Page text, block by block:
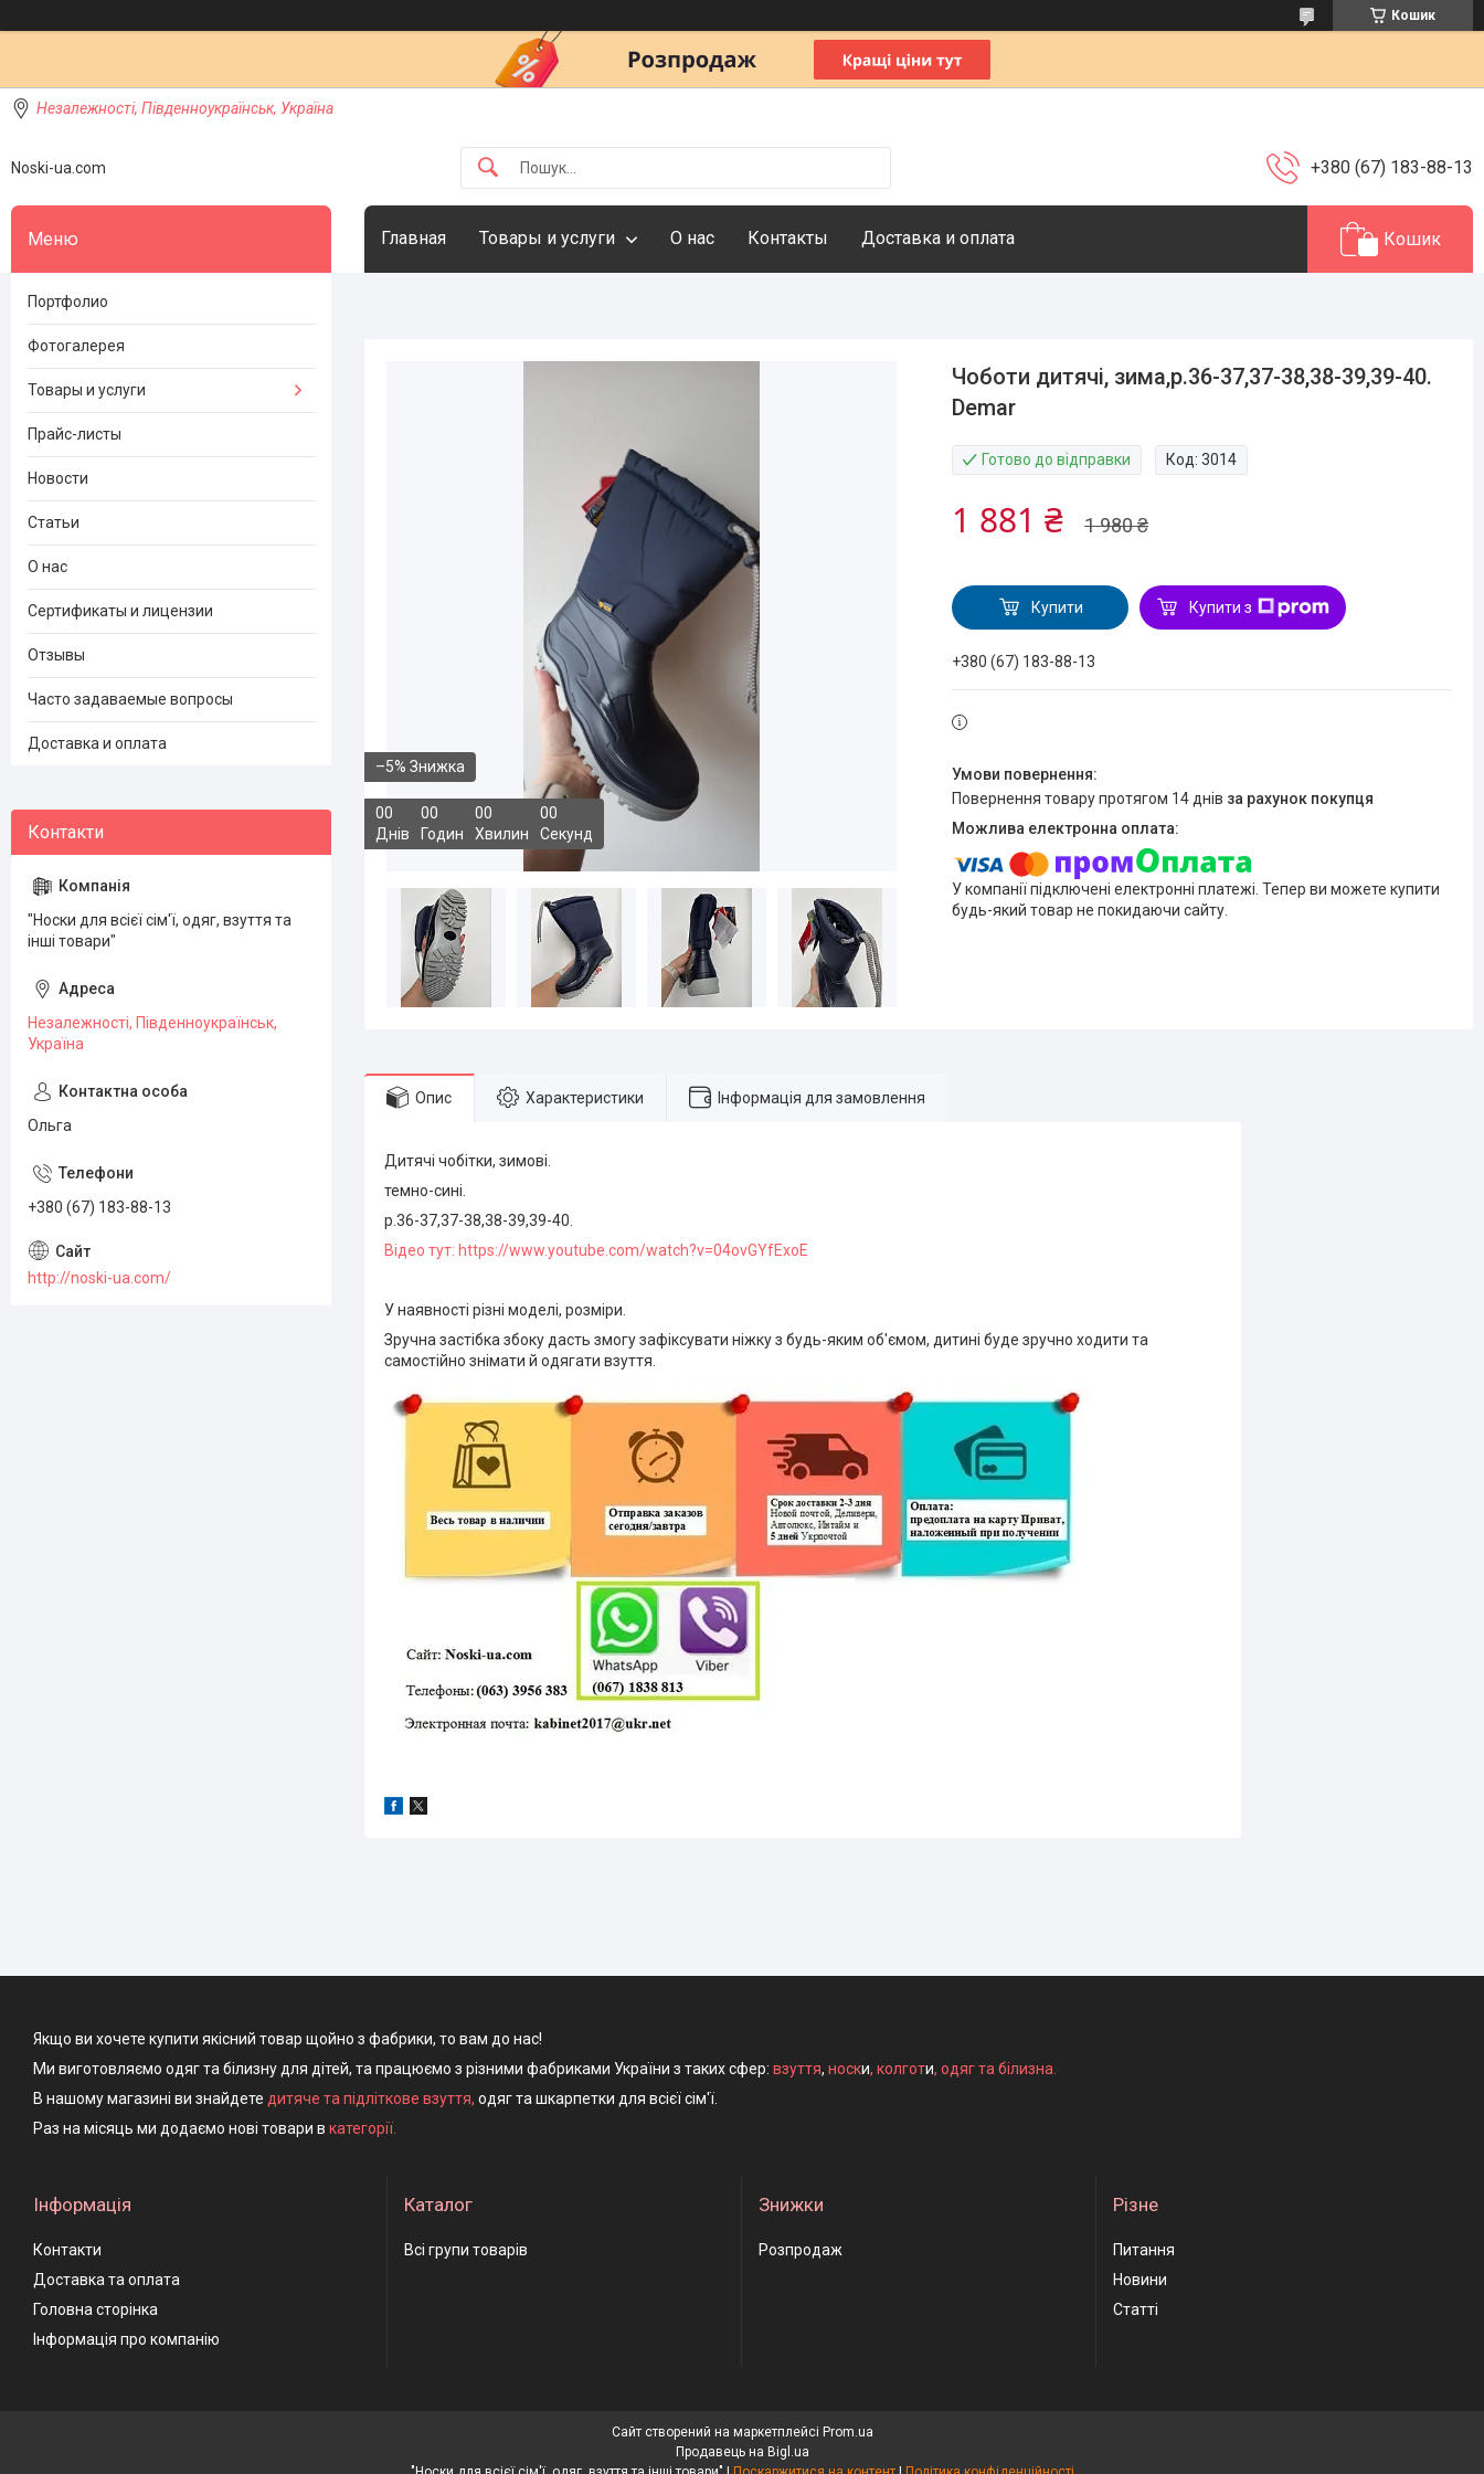
Кошик
Незалежності, Південноукраїнськ, Україна
Noski-ua.com +380 (67) 183-88-13
Главная Товары и услуги О нас Контакты Доставка и оплата Кошик
–5%
00
Днів
00
Годин
00
Хвилин
00
Секунд
Чоботи дитячі, зима,р.36-37,37-38,38-39,39-40.
Demar
Готово до відправки Код:3014
1 980 ₴
1 881 ₴
Купити Купити з
+380 (67) 183-88-13
повернення товару протягом 14 днів за рахунок покупця
У компанії підключені електронні платежі. Тепер ви можете купити
будь-який товар не покидаючи сайту.
Опис Характеристики Інформація для замовлення
Дитячі чобітки, зимові.
темно-сині.
р.36-37,37-38,38-39,39-40.
Відео тут: https://www.youtube.com/watch?v=04ovGYfExoE
У наявності різні моделі, розміри.
Зручна застібка збоку дасть змогу зафіксувати ніжку з будь-яким об'ємом, дитині буде зручно ходити та
самостійно знімати й одягати взуття.
Портфолио
Фотогалерея
Товары и услуги
Прайс-листы
Новости
Статьи
О нас
Сертификаты и лицензии
Отзывы
Часто задаваемые вопросы
Доставка и оплата
"Носки для всієї сім'ї, одяг, взуття та
інші товари"
Незалежності, Південноукраїнськ,
Україна
Ольга
+380 (67) 183-88-13
http://noski-ua.com/
Якщо ви хочете купити якісний товар щойно з фабрики, то вам до нас!
Ми виготовляємо одяг та білизну для дітей, та працюємо з різними фабриками України з таких сфер: взуття, носки, колготи, одяг та білизна.
В нашому магазині ви знайдете дитяче та підліткове взуття, одяг та шкарпетки для всієї сім'ї.
Раз на місяць ми додаємо нові товари в категорії.
Інформація
Контакти
Доставка та оплата
Головна сторінка
Інформація про компанію
Каталог
Всі групи товарів
Знижки
Розпродаж
Різне
Питання
Новини
Статті
Сайт створений на маркетплейсі Prom.ua
Продавець на Bigl.ua